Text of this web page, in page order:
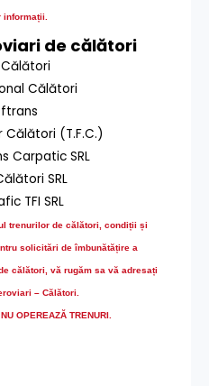
informații.
de călători
Călători
Călători
Călători (T.F.C.)
Carpatic SRL
SRL
TFI SRL
trenurilor de călători, condiții și
solicitări de îmbunătățire a
călători, vă rugăm sa vă adresați
– Călători.
OPEREAZĂ TRENURI.